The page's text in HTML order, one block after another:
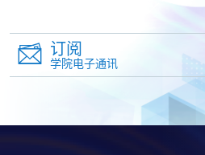
外收费，详情请联络有关学科
学费及学额不得转让他人。
其他课程，惟学院对特殊情
请一经批准，学员须缴付港
学院对邮递失误而遗失的支
订阅
学院电子通讯